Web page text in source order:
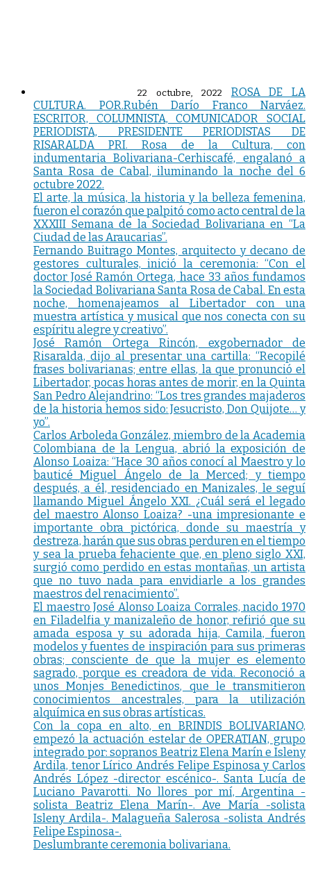
22 octubre, 2022
ROSA DE LA
CULTURA. POR.Rubén Darío Franco Narváez.
ESCRITOR, COLUMNISTA, COMUNICADOR SOCIAL
PERIODISTA, PRESIDENTE PERIODISTAS DE
RISARALDA PRI. Rosa de la Cultura, con
indumentaria Bolivariana-Cerhiscafé, engalanó a
Santa Rosa de Cabal, iluminando la noche del 6
octubre 2022.
El arte, la música, la historia y la belleza femenina,
fueron el corazón que palpitó como acto central de la
XXXIII Semana de la Sociedad Bolivariana en “La
Ciudad de las Araucarias”.
Fernando Buitrago Montes, arquitecto y decano de
gestores culturales, inició la ceremonia: “Con el
doctor José Ramón Ortega, hace 33 años fundamos
la Sociedad Bolivariana Santa Rosa de Cabal. En esta
noche, homenajeamos al Libertador con una
muestra artística y musical que nos conecta con su
espíritu alegre y creativo”.
José Ramón Ortega Rincón, exgobernador de
Risaralda, dijo al presentar una cartilla: “Recopilé
frases bolivarianas; entre ellas, la que pronunció el
Libertador, pocas horas antes de morir, en la Quinta
San Pedro Alejandrino: “Los tres grandes majaderos
de la historia hemos sido: Jesucristo, Don Quijote… y
yo”.
Carlos Arboleda González, miembro de la Academia
Colombiana de la Lengua, abrió la exposición de
Alonso Loaiza: “Hace 30 años conocí al Maestro y lo
bauticé Miguel Ángelo de la Merced; y tiempo
después, a él, residenciado en Manizales, le seguí
llamando Miguel Ángelo XXI. ¿Cuál será el legado
del maestro Alonso Loaiza? -una impresionante e
importante obra pictórica, donde su maestría y
destreza, harán que sus obras perduren en el tiempo
y sea la prueba fehaciente que, en pleno siglo XXI,
surgió como perdido en estas montañas, un artista
que no tuvo nada para envidiarle a los grandes
maestros del renacimiento”.
El maestro José Alonso Loaiza Corrales, nacido 1970
en Filadelfia y manizaleño de honor, refirió que su
amada esposa y su adorada hija, Camila, fueron
modelos y fuentes de inspiración para sus primeras
obras; consciente de que la mujer es elemento
sagrado, porque es creadora de vida. Reconoció a
unos Monjes Benedictinos, que le transmitieron
conocimientos ancestrales, para la utilización
alquímica en sus obras artísticas.
Con la copa en alto, en BRINDIS BOLIVARIANO,
empezó la actuación estelar de OPERATIAN, grupo
integrado por: sopranos Beatriz Elena Marín e Isleny
Ardila, tenor Lírico Andrés Felipe Espinosa y Carlos
Andrés López -director escénico-. Santa Lucía de
Luciano Pavarotti. No llores por mí, Argentina -
solista Beatriz Elena Marín-. Ave María -solista
Isleny Ardila-. Malagueña Salerosa -solista Andrés
Felipe Espinosa-.
Deslumbrante ceremonia bolivariana.